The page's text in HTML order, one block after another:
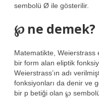
sembolü Ø ile gösterilir.
℘ ne demek?
Matematikte, Weierstrass
bir form alan eliptik
Weierstrass’ın adı
fonksiyonları da denir ve
bir p betiği olan ℘